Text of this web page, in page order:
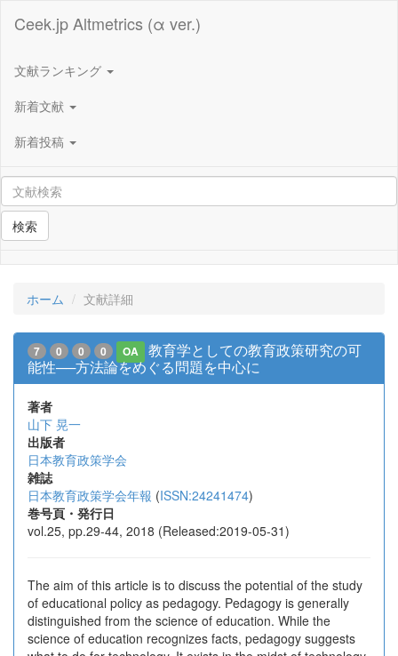
Ceek.jp Altmetrics (α ver.)
文献ランキング
新着文献
新着投稿
検索
ホーム 文献詳細
7 0 0 0 OA
教育学としての教育政策研究の可
能性──方法論をめぐる問題を中心に
著者
山下 晃一
出版者
日本教育政策学会
雑誌
日本教育政策学会年報 (ISSN:24241474)
巻号頁・発行日
vol.25, pp.29-44, 2018 (Released:2019-05-31)
The aim of this article is to discuss the potential of the study
of educational policy as pedagogy. Pedagogy is generally
distinguished from the science of education. While the
science of education recognizes facts, pedagogy suggests